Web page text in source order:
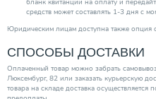
средств может составлять 1-3 дня с
Юридическим лицам доступна также опция
СПОСОБЫ ДОСТАВКИ
Оплаченный товар можно забрать
Люксембург, 82 или заказать курьерскую
товара на складе доставка осуществляется